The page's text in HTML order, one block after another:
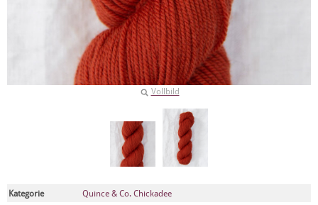
Vollbild
Kategorie
Quince & Co. Chickadee